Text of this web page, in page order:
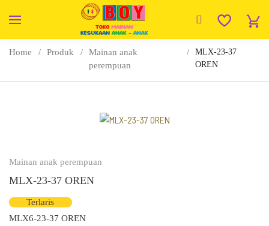
Home Produk
Mainan anak
perempuan
MLX-23-37
OREN
Mainan anak perempuan
MLX-23-37 OREN
Terlaris
MLX6-23-37 OREN